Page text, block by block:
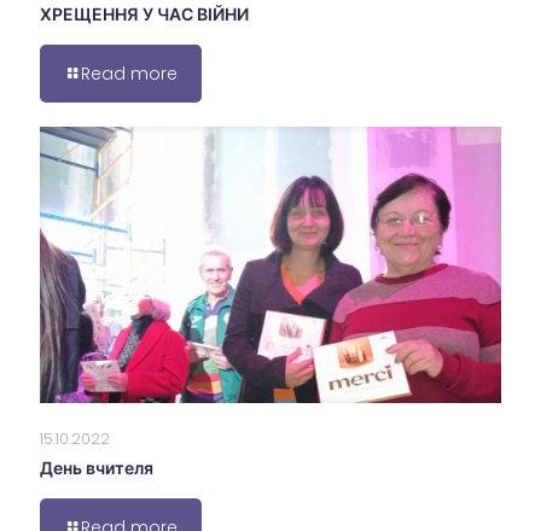
ХРЕЩЕННЯ У ЧАС ВІЙНИ
Read more
15.10.2022
День вчителя